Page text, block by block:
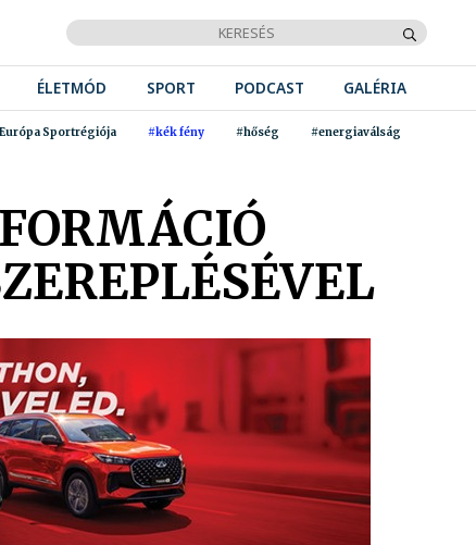
ÉLETMÓD SPORT PODCAST GALÉRIA
Sportrégiója #kék fény #hőség #energiaválság